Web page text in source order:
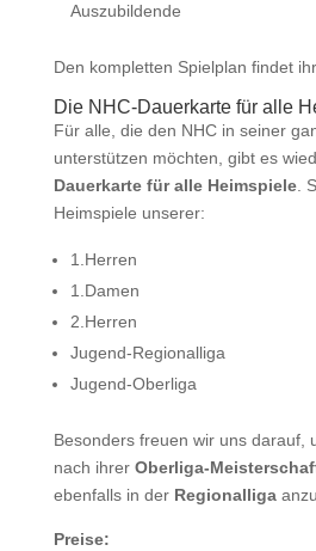
Auszubildende
Den kompletten Spielplan findet
Die NHC-Dauerkarte für alle
Für alle, die den NHC in seiner
unterstützen möchten, gibt es
Dauerkarte für alle Heimspiele.
Heimspiele unserer:
1.Herren
1.Damen
2.Herren
Jugend-Regionalliga
Jugend-Oberliga
Besonders freuen wir uns darauf,
nach ihrer Oberliga-
ebenfalls in der Regionalliga
Preise: